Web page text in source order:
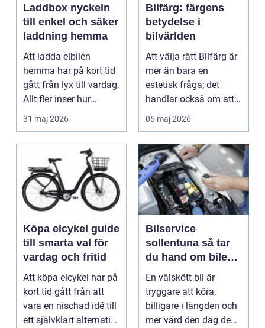
Laddbox nyckeln
till enkel och säker
laddning hemma
Att ladda elbilen
hemma har på kort tid
gått från lyx till vardag.
Allt fler inser hur
smidigt det ä...
31 maj 2026
Bilfärg: färgens
betydelse i
bilvärlden
Att välja rätt Bilfärg är
mer än bara en
estetisk fråga; det
handlar också om att
förstå hur val av ...
05 maj 2026
Köpa elcykel guide
till smarta val för
vardag och fritid
Att köpa elcykel har på
kort tid gått från att
vara en nischad idé till
ett självklart alternativ
Bilservice
sollentuna så tar
du hand om bilen
på rätt sätt
En välskött bil är
tryggare att köra,
billigare i längden och
mer värd den dag den